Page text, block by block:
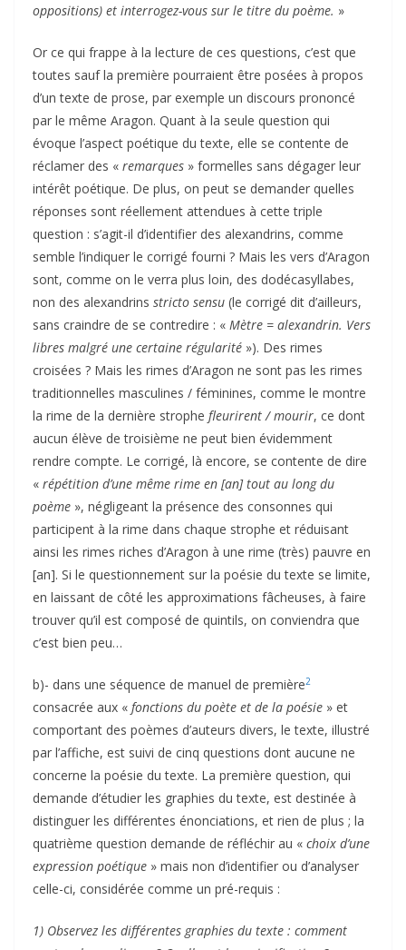
oppositions) et interrogez-vous sur le titre du poème. »
Or ce qui frappe à la lecture de ces questions, c’est que
toutes sauf la première pourraient être posées à propos
d’un texte de prose, par exemple un discours prononcé
par le même Aragon. Quant à la seule question qui
évoque l’aspect poétique du texte, elle se contente de
réclamer des « remarques » formelles sans dégager leur
intérêt poétique. De plus, on peut se demander quelles
réponses sont réellement attendues à cette triple
question : s’agit-il d’identifier des alexandrins, comme
semble l’indiquer le corrigé fourni ? Mais les vers d’Aragon
sont, comme on le verra plus loin, des dodécasyllabes,
non des alexandrins stricto sensu (le corrigé dit d’ailleurs,
sans craindre de se contredire : « Mètre = alexandrin. Vers
libres malgré une certaine régularité »). Des rimes
croisées ? Mais les rimes d’Aragon ne sont pas les rimes
traditionnelles masculines / féminines, comme le montre
la rime de la dernière strophe fleurirent / mourir, ce dont
aucun élève de troisième ne peut bien évidemment
rendre compte. Le corrigé, là encore, se contente de dire
« répétition d’une même rime en [an] tout au long du
poème », négligeant la présence des consonnes qui
participent à la rime dans chaque strophe et réduisant
ainsi les rimes riches d’Aragon à une rime (très) pauvre en
[an]. Si le questionnement sur la poésie du texte se limite,
en laissant de côté les approximations fâcheuses, à faire
trouver qu’il est composé de quintils, on conviendra que
c’est bien peu…
b)- dans une séquence de manuel de première2
consacrée aux « fonctions du poète et de la poésie » et
comportant des poèmes d’auteurs divers, le texte, illustré
par l’affiche, est suivi de cinq questions dont aucune ne
concerne la poésie du texte. La première question, qui
demande d’étudier les graphies du texte, est destinée à
distinguer les différentes énonciations, et rien de plus ; la
quatrième question demande de réfléchir au « choix d’une
expression poétique » mais non d’identifier ou d’analyser
celle-ci, considérée comme un pré-requis :
1) Observez les différentes graphies du texte : comment